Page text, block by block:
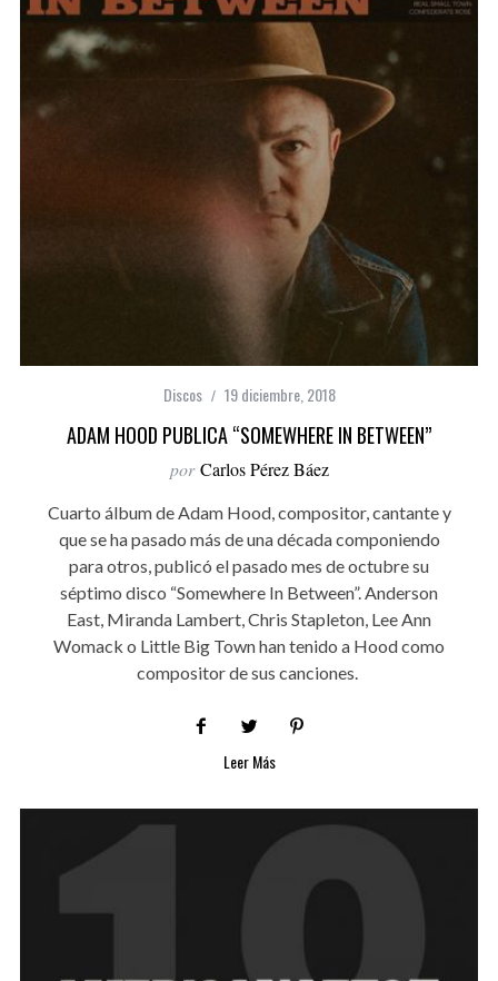
Discos 19 diciembre, 2018
ADAM HOOD PUBLICA “SOMEWHERE IN BETWEEN”
por Carlos Pérez Báez
Cuarto álbum de Adam Hood, compositor, cantante y
que se ha pasado más de una década componiendo
para otros, publicó el pasado mes de octubre su
séptimo disco “Somewhere In Between”. Anderson
East, Miranda Lambert, Chris Stapleton, Lee Ann
Womack o Little Big Town han tenido a Hood como
compositor de sus canciones.
Leer Más